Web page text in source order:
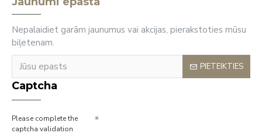
Nepalaidiet garām jaunumus vai akcijas, pierakstoties mūsu
biļetenam.
PIETEIKTIES
Captcha
Please complete the
captcha validation